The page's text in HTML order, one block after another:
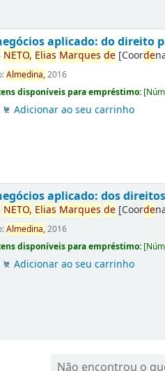
aplicado: do direito
NETO, Elias Marques de [Coorde
Almedina,2016
disponíveis para empréstimo: [
Adicionar ao seu carrinho
aplicado: dos
NETO, Elias Marques de [Coorde
Almedina,2016
disponíveis para empréstimo: [
Adicionar ao seu carrinho